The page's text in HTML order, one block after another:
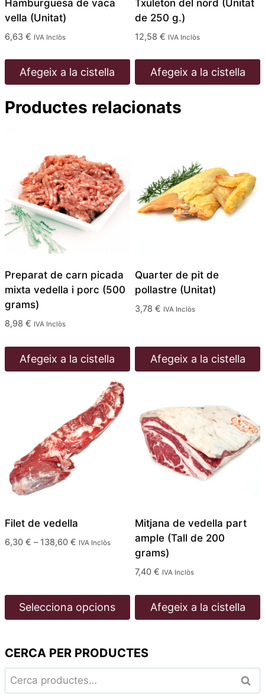
Hamburguesa de vaca
vella (Unitat)
6,63 € IVA Inclòs
Afegeix a la cistella
Txuleton del nord (Unitat
de 250 g.)
12,58 € IVA Inclòs
Afegeix a la cistella
Productes relacionats
Preparat de carn picada
mixta vedella i porc (500
grams)
8,98 € IVA Inclòs
Afegeix a la cistella
Quarter de pit de
pollastre (Unitat)
3,78 € IVA Inclòs
Afegeix a la cistella
Filet de vedella
6,30 € – 138,60 €Interval
a
138,60 €
IVA Inclòs
Selecciona opcions
té
diverses
variants.
Mitjana de vedella part
ample (Tall de 200
grams)
7,40 € IVA Inclòs
Afegeix a la cistella
CERCA PER PRODUCTES
Cerca: